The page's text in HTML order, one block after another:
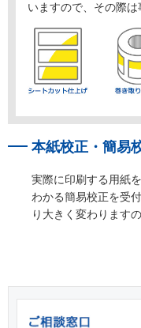
いますので、その際は
本紙校正・簡易
実際に印刷する用紙
わかる簡易校正を受
り大きく変わります